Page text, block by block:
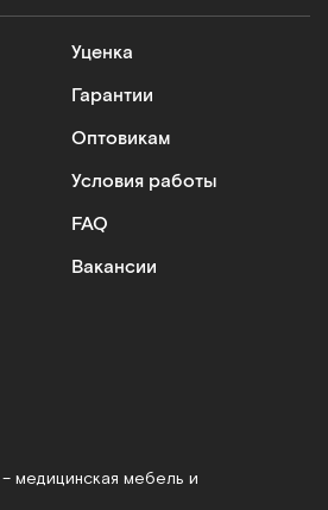
Уценка
Гарантии
Оптовикам
Условия работы
FAQ
Вакансии
медицинская мебель и